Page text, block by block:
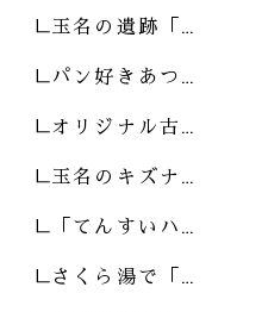
玉名の遺跡「…
パン好きあつ…
オリジナル古…
玉名のキズナ…
「てんすいハ…
さくら湯で「…